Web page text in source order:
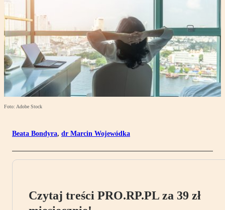
Foto: Adobe Stock
Beata Bondyra, dr Marcin Wojewódka
Czytaj treści PRO.RP.PL za 39 zł